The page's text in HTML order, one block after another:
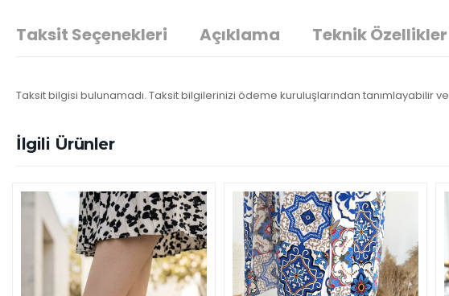
Taksit Seçenekleri Açıklama Teknik Özellikler
Taksit bilgisi bulunamadı. Taksit bilgilerinizi ödeme kuruluşlarından tanımlayabilir
İlgili Ürünler